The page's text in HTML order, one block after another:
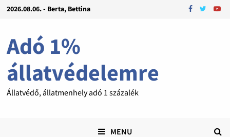
2026.08.06. - Berta, Bettina
Adó 1%
állatvédelemre
Állatvédő, állatmenhely adó 1 százalék
MENU